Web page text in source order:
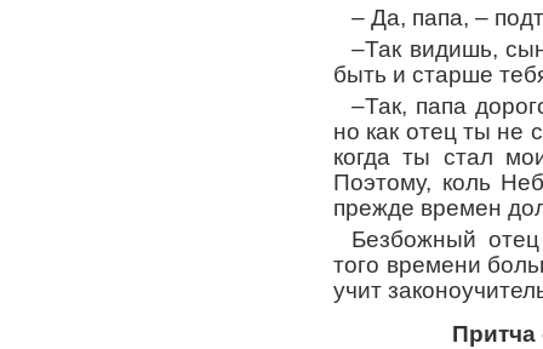
– Да, папа, –
–Так видишь,
быть и старше
–Так, папа
но как отец ты не
когда ты стал
Поэтому, коль
прежде времен
Безбожный
того времени
учит
Притча